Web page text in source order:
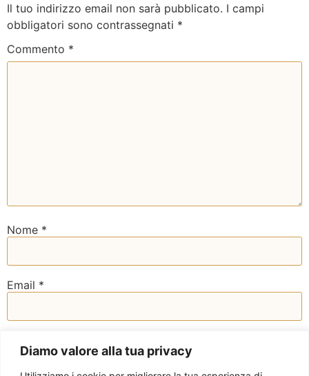
Diamo valore alla tua privacy
Il tuo indirizzo email non sarà pubblicato. I campi
obbligatori sono contrassegnati *
Commento *
Nome *
Email *